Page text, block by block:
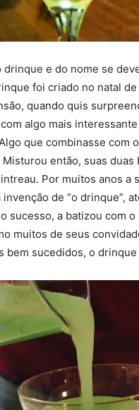
drinque e do nome se
foi criado no natal
quando quis
algo mais
que combinasse com
então, suas duas
Por muitos anos a
de “o drinque”,
sucesso, a batizou com o
muitos de seus
bem sucedidos, o